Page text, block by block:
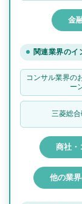
金
関連業界のイ
コンサル業界の
ー
三菱総
商社・
他の業